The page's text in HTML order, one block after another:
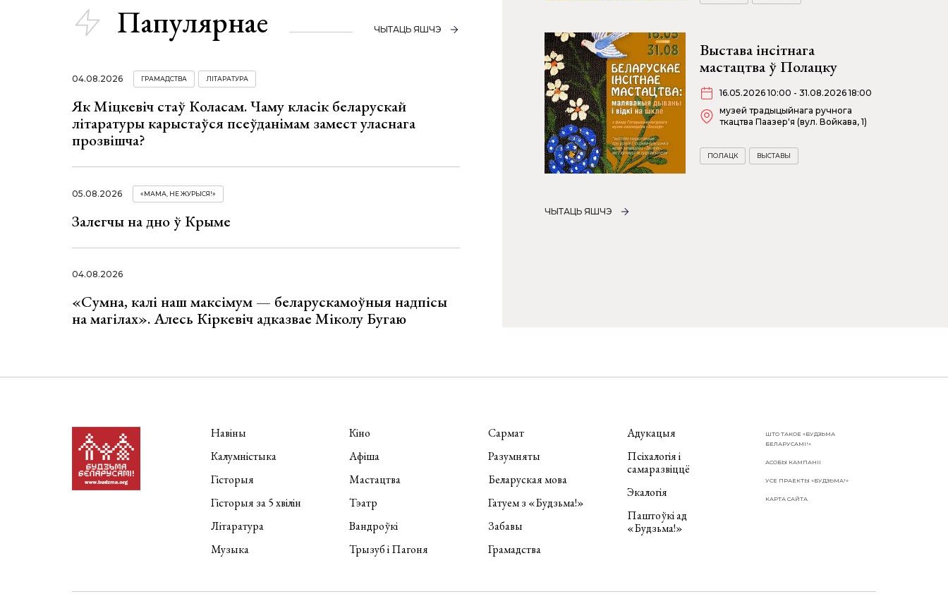
Папулярнае ЧЫТАЦЬ ЯШЧЭ
04.08.2026 ГРАМАДСТВА ЛІТАРАТУРА
Як Міцкевіч стаў Коласам. Чаму класік беларускай
літаратуры карыстаўся псеўданімам замест уласнага
прозвішча?
05.08.2026 «МАМА, НЕ ЖУРЫСЯ!»
Залегчы на дно ў Крыме
04.08.2026
«Сумна, калі наш максімум — беларускамоўныя надпісы
на магілах». Алесь Кіркевіч адказвае Міколу Бугаю
Выстава інсітнага
мастацтва ў Полацку
16.05.2026 10:00 - 31.08.2026 18:00
музей традыцыйнага ручнога
ткацтва Паазер'я (вул. Войкава, 1)
ПОЛАЦК ВЫСТАВЫ
ЧЫТАЦЬ ЯШЧЭ
Навіны
Калумністыка
Гісторыя
Гісторыя за 5 хвілін
Літаратура
Музыка
Кіно
Афіша
Мастацтва
Тэатр
Вандроўкі
Трызуб і Пагоня
Сармат
Разумняты
Беларуская мова
Гатуем з «Будзьма!»
Забавы
Грамадства
Адукацыя
Псіхалогія і
самаразвіццё
Экалогія
Паштоўкі ад
«Будзьма!»
ШТО ТАКОЕ «БУДЗЬМА
БЕЛАРУСАМІ!»
АСОБЫ КАМПАНІІ
УСЕ ПРАЕКТЫ «БУДЗЬМА!»
КАРТА САЙТА